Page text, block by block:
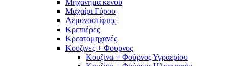
Μηχάνημα κενού
Μαχαίρι Γύρου
Λεμονοστίφτης
Κρεπιέρες
Κρεατομηχανές
Κουζινες + Φουρνος
Κουζίνα + Φούρνος Υγραερίου